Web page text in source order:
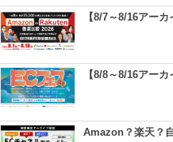
【8/7～8/16アー
【8/8～8/16アー
Amazon？楽天？